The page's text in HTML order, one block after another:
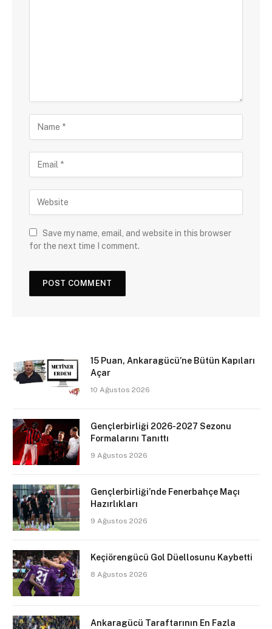
Save my name, email, and website in this browser
for the next time I comment.
15 Puan, Ankaragücü’ne Bütün Kapıları
Açar
10 Ağustos 2026
Gençlerbirliği 2026-2027 Sezonu
Formalarını Tanıttı
9 Ağustos 2026
Gençlerbirliği’nde Fenerbahçe Maçı
Hazırlıkları
9 Ağustos 2026
Keçiörengücü Gol Düellosunu Kaybetti
8 Ağustos 2026
Ankaragücü Taraftarının En Fazla